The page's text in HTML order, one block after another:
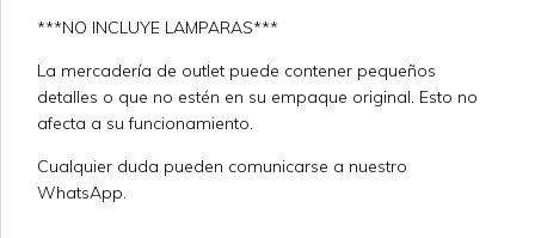
***NO INCLUYE LAMPARAS***
La mercadería de outlet puede contener pequeños
detalles o que no estén en su empaque original. Esto no
afecta a su funcionamiento.
Cualquier duda pueden comunicarse a nuestro
WhatsApp.